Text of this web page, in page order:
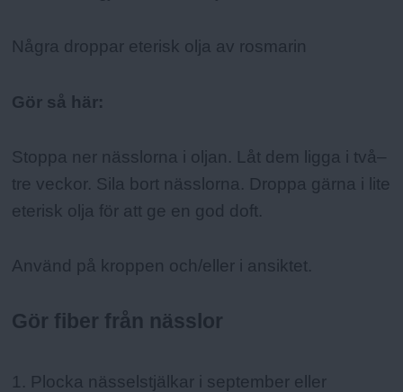
Några droppar eterisk olja av rosmarin
Gör så här:
Stoppa ner nässlorna i oljan. Låt dem ligga i två–
tre veckor. Sila bort nässlorna. Droppa gärna i lite
eterisk olja för att ge en god doft.
Använd på kroppen och/eller i ansiktet.
Gör fiber från nässlor
1. Plocka nässelstjälkar i september eller